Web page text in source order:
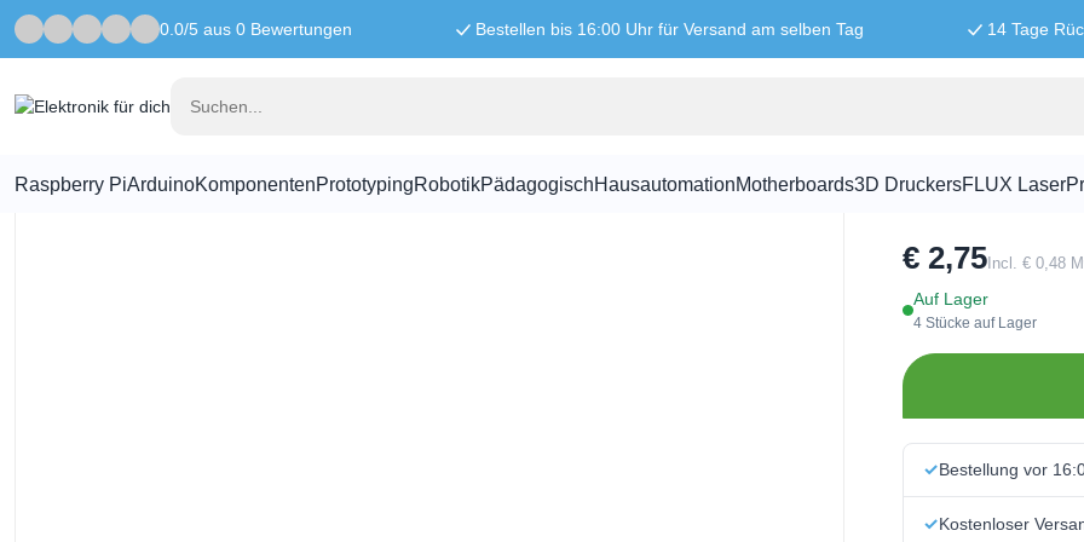
0.0/5 aus 0 Bewertungen Bestellen bis 16:00 Uhr für Versand am selben Tag 14 Tage
Raspberry PiArduinoKomponentenPrototypingRobotikPädagogischHausautomationMotherboards3D DruckersFLUX Laser
Startseite Seeed Studio 4-poliges Grove-Kabel 5 cm – 5 Stück
4-poliges
€ 2,75 Incl. € 0,48
Auf Lager
4 Stücke auf Lager
Bestellung vor
Kostenloser